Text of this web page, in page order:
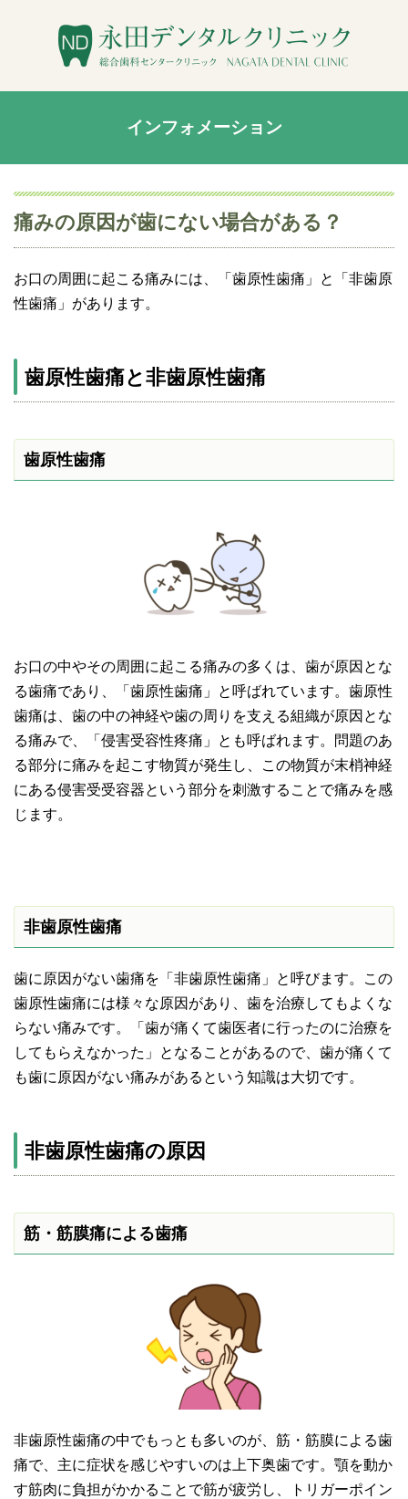
インフォメーション
痛みの原因が歯にない場合がある？
お口の周囲に起こる痛みには、「歯原性歯痛」と「非歯原
性歯痛」があります。
歯原性歯痛と非歯原性歯痛
歯原性歯痛
お口の中やその周囲に起こる痛みの多くは、歯が原因とな
る歯痛であり、「歯原性歯痛」と呼ばれています。歯原性
歯痛は、歯の中の神経や歯の周りを支える組織が原因とな
る痛みで、「侵害受容性疼痛」とも呼ばれます。問題のあ
る部分に痛みを起こす物質が発生し、この物質が末梢神経
にある侵害受受容器という部分を刺激することで痛みを感
じます。
非歯原性歯痛
歯に原因がない歯痛を「非歯原性歯痛」と呼びます。この
歯原性歯痛には様々な原因があり、歯を治療してもよくな
らない痛みです。「歯が痛くて歯医者に行ったのに治療を
してもらえなかった」となることがあるので、歯が痛くて
も歯に原因がない痛みがあるという知識は大切です。
非歯原性歯痛の原因
筋・筋膜痛による歯痛
非歯原性歯痛の中でもっとも多いのが、筋・筋膜による歯
痛で、主に症状を感じやすいのは上下奥歯です。顎を動か
す筋肉に負担がかかることで筋が疲労し、トリガーポイン